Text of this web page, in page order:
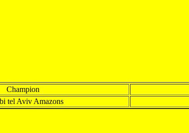
Champion
tel Aviv Amazons